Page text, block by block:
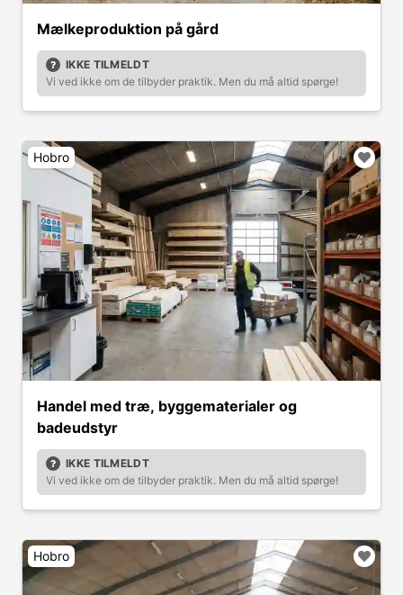
Mælkeproduktion på gård
IKKE TILMELDT
Vi ved ikke om de tilbyder praktik. Men du må altid spørge!
Hobro
Handel med træ, byggematerialer og
badeudstyr
IKKE TILMELDT
Vi ved ikke om de tilbyder praktik. Men du må altid spørge!
Hobro